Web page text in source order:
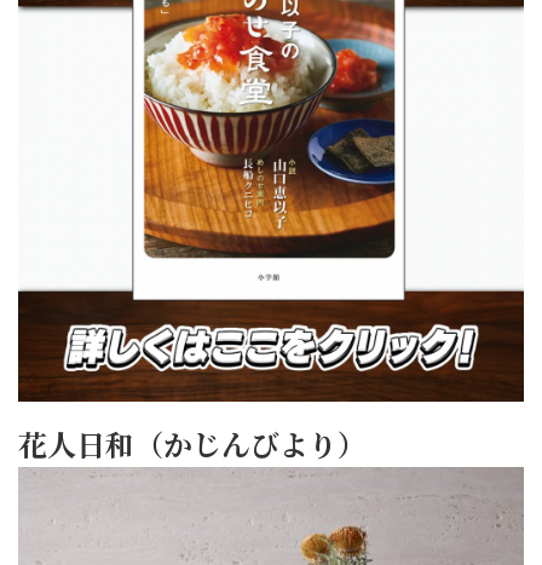
花人日和（かじんびより）